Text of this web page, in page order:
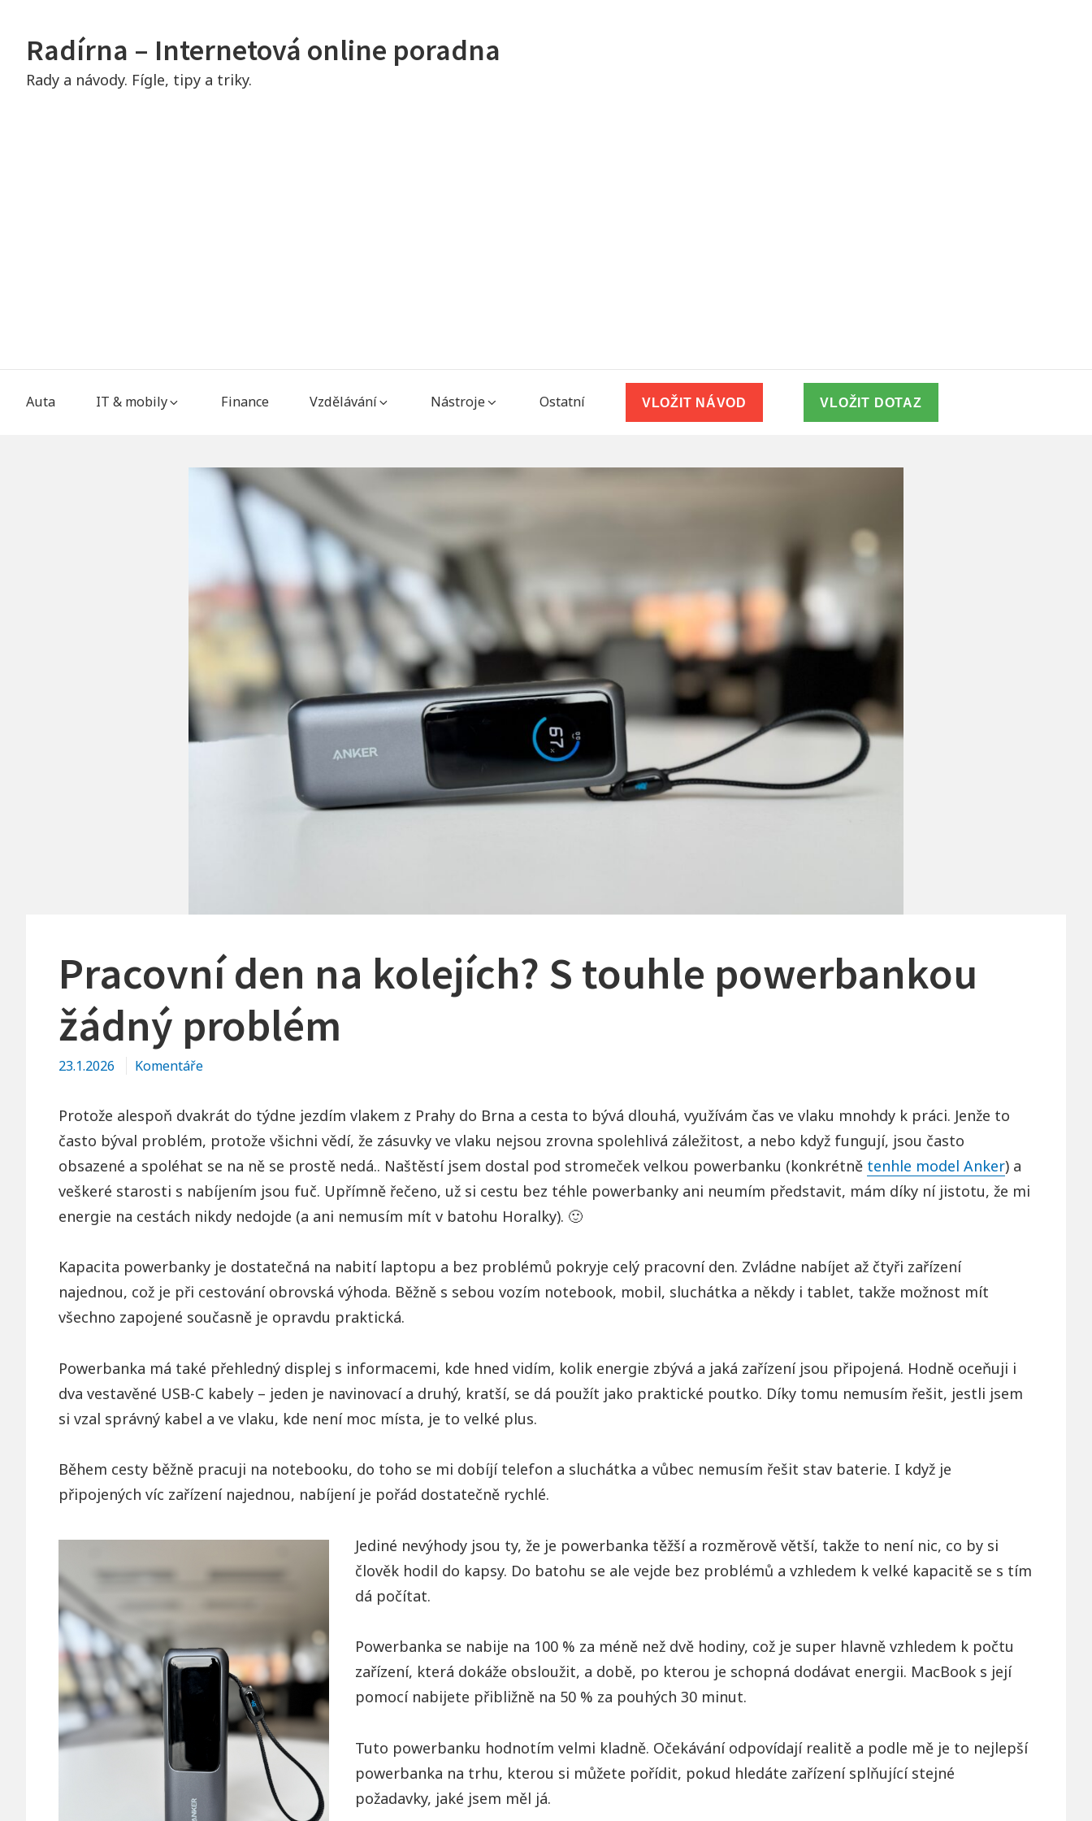
contentRadírna – Internetová online poradna
Rady a návody. Fígle, tipy a triky.
Main
Auta IT & mobily Finance Vzdělávání Nástroje Ostatní VLOŽIT NÁVOD VLOŽIT DOTAZ
Pracovní den na kolejích? S touhle powerbankou
žádný problém
23.1.2026 Komentáře
Protože alespoň dvakrát do týdne jezdím vlakem z Prahy do Brna a cesta to bývá dlouhá, využívám čas ve vlaku mnohdy k práci. Jenže to
často býval problém, protože všichni vědí, že zásuvky ve vlaku nejsou zrovna spolehlivá záležitost, a nebo když fungují, jsou často
obsazené a spoléhat se na ně se prostě nedá.. Naštěstí jsem dostal pod stromeček velkou powerbanku (konkrétně tenhle model Anker) a
veškeré starosti s nabíjením jsou fuč. Upřímně řečeno, už si cestu bez téhle powerbanky ani neumím představit, mám díky ní jistotu, že mi
energie na cestách nikdy nedojde (a ani nemusím mít v batohu Horalky). 🙂
Kapacita powerbanky je dostatečná na nabití laptopu a bez problémů pokryje celý pracovní den. Zvládne nabíjet až čtyři zařízení
najednou, což je při cestování obrovská výhoda. Běžně s sebou vozím notebook, mobil, sluchátka a někdy i tablet, takže možnost mít
všechno zapojené současně je opravdu praktická.
Powerbanka má také přehledný displej s informacemi, kde hned vidím, kolik energie zbývá a jaká zařízení jsou připojená. Hodně oceňuji i
dva vestavěné USB-C kabely – jeden je navinovací a druhý, kratší, se dá použít jako praktické poutko. Díky tomu nemusím řešit, jestli jsem
si vzal správný kabel a ve vlaku, kde není moc místa, je to velké plus.
Během cesty běžně pracuji na notebooku, do toho se mi dobíjí telefon a sluchátka a vůbec nemusím řešit stav baterie. I když je
připojených víc zařízení najednou, nabíjení je pořád dostatečně rychlé.
Jediné nevýhody jsou ty, že je powerbanka těžší a rozměrově větší, takže to není nic, co by si
člověk hodil do kapsy. Do batohu se ale vejde bez problémů a vzhledem k velké kapacitě se s tím
dá počítat.
Powerbanka se nabije na 100 % za méně než dvě hodiny, což je super hlavně vzhledem k počtu
zařízení, která dokáže obsloužit, a době, po kterou je schopná dodávat energii. MacBook s její
pomocí nabijete přibližně na 50 % za pouhých 30 minut.
Tuto powerbanku hodnotím velmi kladně. Očekávání odpovídají realitě a podle mě je to nejlepší
powerbanka na trhu, kterou si můžete pořídit, pokud hledáte zařízení splňující stejné
požadavky, jaké jsem měl já.